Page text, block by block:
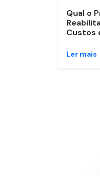
Qual o
Custos
Ler mais